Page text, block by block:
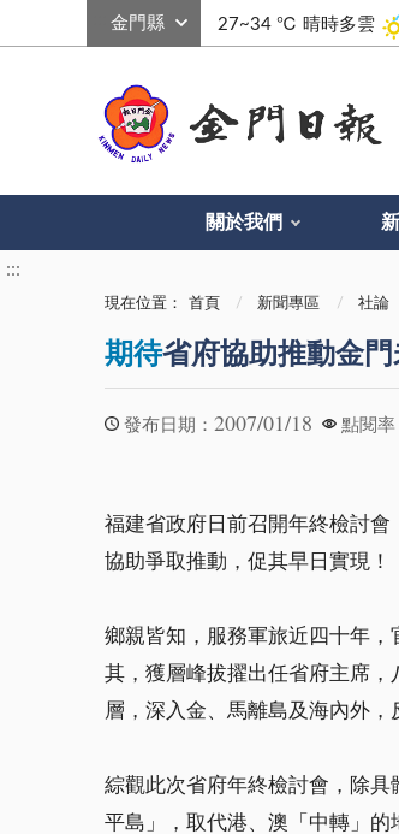
27~34 ℃ 晴時多雲
關於我們
:::
現在位置： 首頁 新聞專區 社論
期待省府協助推動金門
發布日期： 2007/01/18 點閱率
福建省政府日前召開年終檢討
協助爭取推動，促其早日實現！
鄉親皆知，服務軍旅近四十年
其，獲層峰拔擢出任省府主席
層，深入金、馬離島及海內外
綜觀此次省府年終檢討會，除
平島」，取代港、澳「中轉」